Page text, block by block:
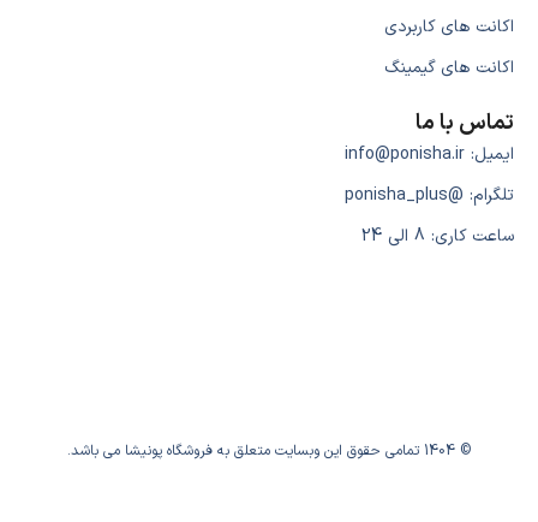
اکانت های کاربردی
اکانت های گیمینگ
تماس با ما
ایمیل: info@ponisha.ir
تلگرام: @ponisha_plus
ساعت کاری: 8 الی 24
© 1404 تمامی حقوق این وبسایت متعلق به فروشگاه پونیشا می باشد.